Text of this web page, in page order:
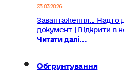
23.03.2026
Завантаження... Надто
документ | Відкрити в
Читати далі...
Обгрунтування